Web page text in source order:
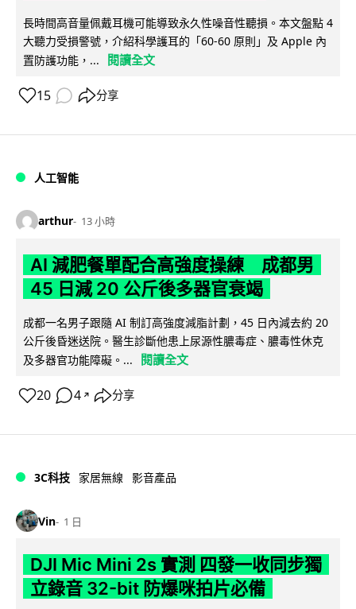
長時間高音量佩戴耳機可能導致永久性噪音性聽損。本文盤點 4
大聽力受損警號，介紹科學護耳的「60-60 原則」及 Apple 內
置防護功能，...
閱讀全文
15 分享
人工智能
arthur 13 小時
AI 減肥餐單配合高強度操練 成都男
45 日減 20 公斤後多器官衰竭
成都一名男子跟隨 AI 制訂高強度減脂計劃，45 日內減去約 20
公斤後昏迷送院。醫生診斷他患上尿源性膿毒症、膿毒性休克
及多器官功能障礙。...
閱讀全文
20 4 ↗ 分享
3C科技 家居無線 影音產品
Vin 1 日
DJI Mic Mini 2s 實測 四發一收同步獨
立錄音 32-bit 防爆咪拍片必備